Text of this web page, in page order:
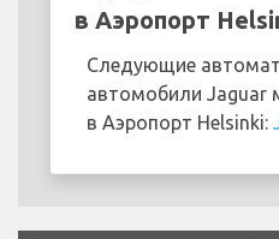
в Аэропорт
Следующие
автомобили Jaguar
в Аэропорт Helsinki: